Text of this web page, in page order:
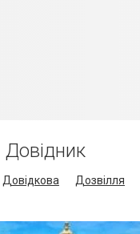
Довідник
Довідкова Дозвілля